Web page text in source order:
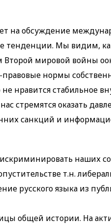
на обсуждение
тенденции. Мы видим,
мировой войны
нормы
нравится стабильное
стремятся оказать
санкций и
наших
т.н.
русского языка из
общей истории. На